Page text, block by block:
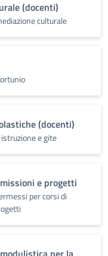
(docenti)
culturale
(docenti)
e gite
e progetti
per corsi di